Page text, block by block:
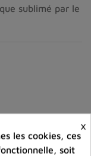
sublimé par le
favorite_border
×
les cookies, ces
soit